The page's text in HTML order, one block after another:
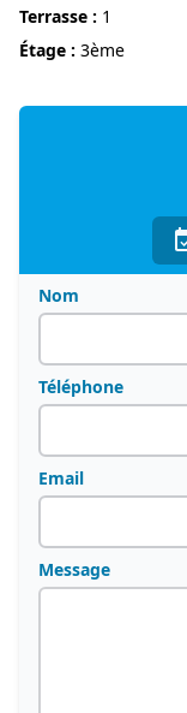
terrasse : 1
étage : 3ème
Nom
Téléphone
Email
Message